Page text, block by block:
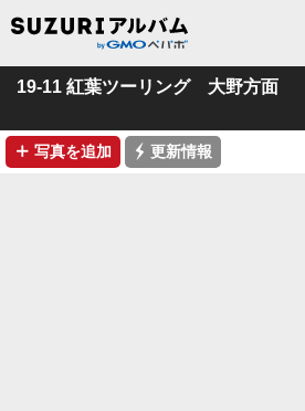
19-11 紅葉ツーリング 大野方面
➕ 写真を追加 ⚡ 更新情報